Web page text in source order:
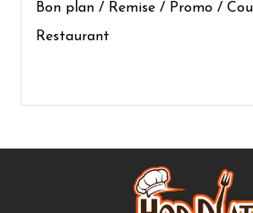
Bon plan / Remise / Promo /
Restaurant